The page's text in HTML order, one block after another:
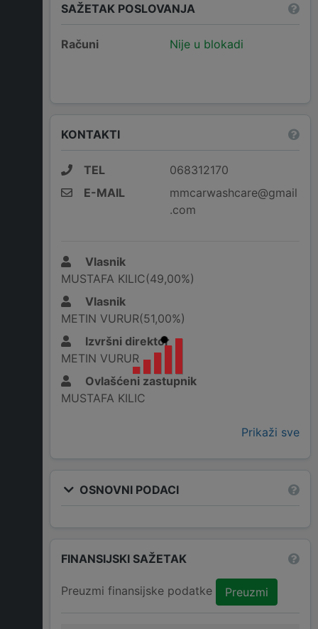
SAŽETAK POSLOVANJA
Računi Nije u blokadi
KONTAKTI
TEL
068312170
E-MAIL
mmcarwashcare@gmail
.com
Vlasnik
MUSTAFA KILIC(49,00%)
Vlasnik
METIN VURUR(51,00%)
Izvršni direktor
METIN VURUR
Ovlašćeni zastupnik
MUSTAFA KILIC
Prikaži sve
OSNOVNI PODACI
FINANSIJSKI SAŽETAK
Preuzmi finansijske podatke Preuzmi